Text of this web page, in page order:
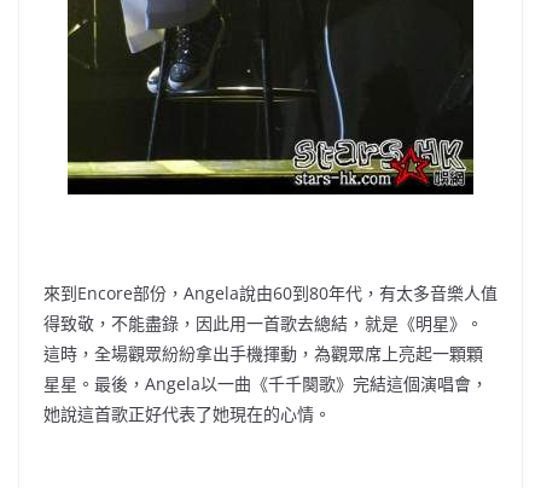
來到Encore部份，Angela說由60到80年代，有太多音樂人值
得致敬，不能盡錄，因此用一首歌去總結，就是《明星》。
這時，全場觀眾紛紛拿出手機揮動，為觀眾席上亮起一顆顆
星星。最後，Angela以一曲《千千闋歌》完結這個演唱會，
她說這首歌正好代表了她現在的心情。